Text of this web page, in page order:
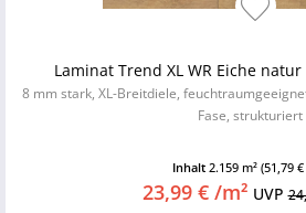
Laminat Trend XL WR Eiche
8 mm stark, XL-Breitdiele,
Fase, strukturiert
Inhalt 2.159 m² (51,79
23,99 € /m² UVP